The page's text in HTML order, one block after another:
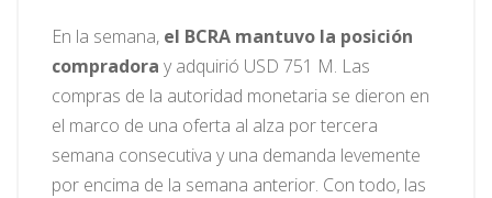
En la semana, el BCRA mantuvo la posición
compradora y adquirió USD 751 M. Las
compras de la autoridad monetaria se dieron en
el marco de una oferta al alza por tercera
semana consecutiva y una demanda levemente
por encima de la semana anterior. Con todo, las